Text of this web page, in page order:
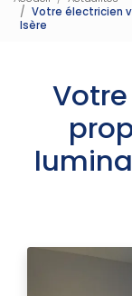
Votre électricien
Isère